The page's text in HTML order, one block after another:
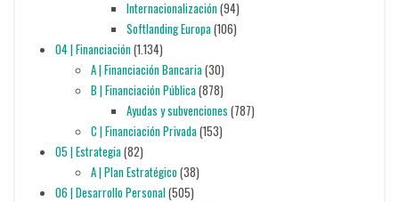
Internacionalización(94)
Softlanding Europa(106)
04 | Financiación(1.134)
A | Financiación Bancaria(30)
B | Financiación Pública(878)
Ayudas y subvenciones (787)
C | Financiación Privada(153)
05 | Estrategia(82)
A | Plan Estratégico(38)
06 | Desarrollo Personal(505)